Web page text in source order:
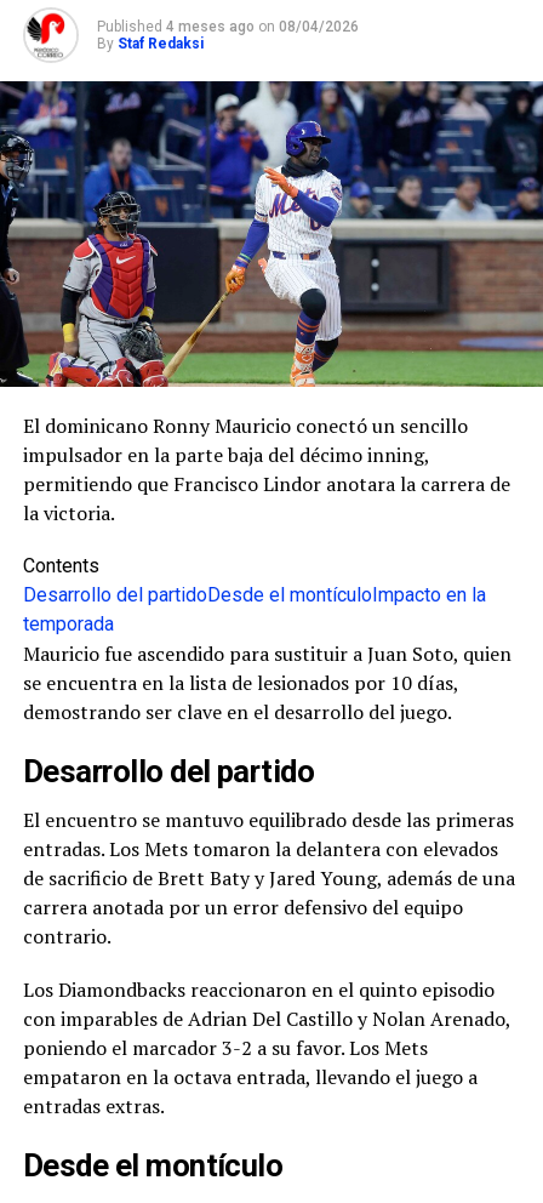
Published 4 meses ago on 08/04/2026
By Staf Redaksi
El dominicano Ronny Mauricio conectó un sencillo
impulsador en la parte baja del décimo inning,
permitiendo que Francisco Lindor anotara la carrera de
la victoria.
Contents
Desarrollo del partidoDesde el montículoImpacto en la
temporada
Mauricio fue ascendido para sustituir a Juan Soto, quien
se encuentra en la lista de lesionados por 10 días,
demostrando ser clave en el desarrollo del juego.
Desarrollo del partido
El encuentro se mantuvo equilibrado desde las primeras
entradas. Los Mets tomaron la delantera con elevados
de sacrificio de Brett Baty y Jared Young, además de una
carrera anotada por un error defensivo del equipo
contrario.
Los Diamondbacks reaccionaron en el quinto episodio
con imparables de Adrian Del Castillo y Nolan Arenado,
poniendo el marcador 3-2 a su favor. Los Mets
empataron en la octava entrada, llevando el juego a
entradas extras.
Desde el montículo